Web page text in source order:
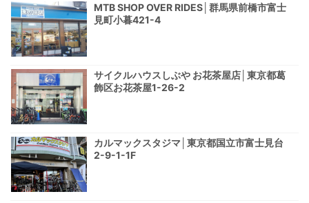
MTB SHOP OVER RIDES│群馬県前橋市富士
見町小暮421-4
サイクルハウスしぶや お花茶屋店│東京都葛
飾区お花茶屋1-26-2
カルマックスタジマ│東京都国立市富士見台
2-9-1-1F